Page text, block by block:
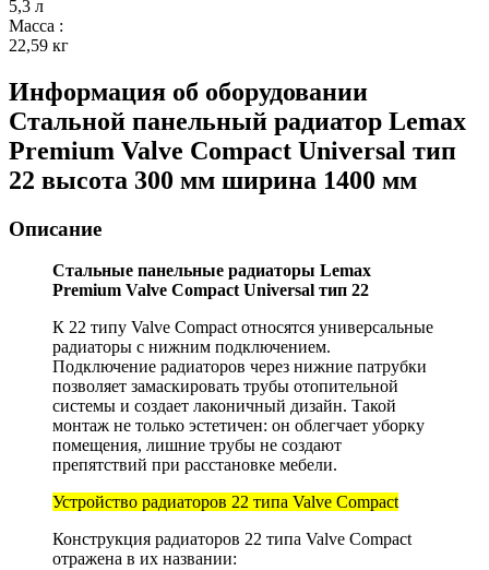
5,3 л
Масса :
22,59 кг
Информация об оборудовании
Стальной панельный радиатор Lemax
Premium Valve Compact Universal тип
22 высота 300 мм ширина 1400 мм
Описание
Стальные панельные радиаторы Lemax
Premium Valve Compact Universal тип 22
К 22 типу Valve Compact относятся универсальные
радиаторы с нижним подключением.
Подключение радиаторов через нижние патрубки
позволяет замаскировать трубы отопительной
системы и создает лаконичный дизайн. Такой
монтаж не только эстетичен: он облегчает уборку
помещения, лишние трубы не создают
препятствий при расстановке мебели.
Устройство радиаторов 22 типа Valve Compact
Конструкция радиаторов 22 типа Valve Compact
отражена в их названии: